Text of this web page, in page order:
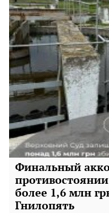
Финальный
более 1,6 млн
Гнилопять